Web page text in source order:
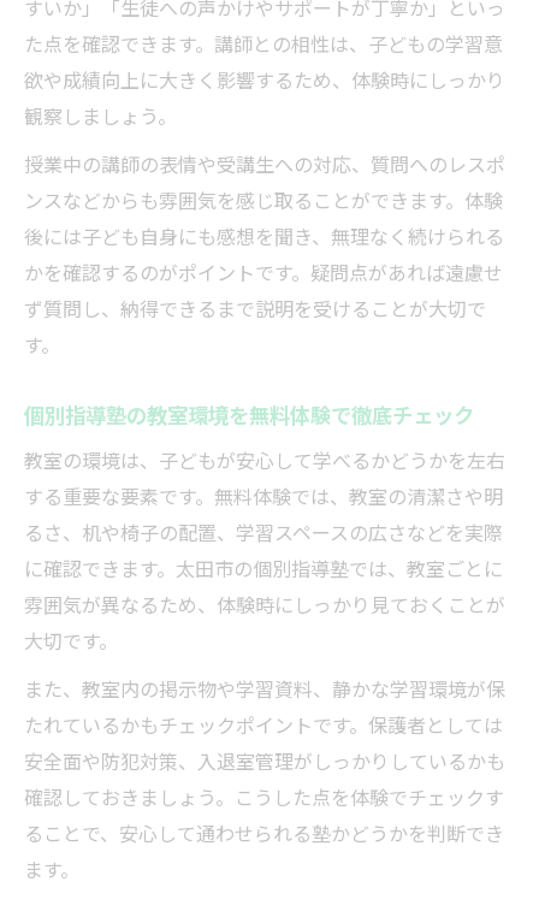
すいか」「生徒への声かけやサポートが丁寧か」といっ
た点を確認できます。講師との相性は、子どもの学習意
欲や成績向上に大きく影響するため、体験時にしっかり
観察しましょう。
授業中の講師の表情や受講生への対応、質問へのレスポ
ンスなどからも雰囲気を感じ取ることができます。体験
後には子ども自身にも感想を聞き、無理なく続けられる
かを確認するのがポイントです。疑問点があれば遠慮せ
ず質問し、納得できるまで説明を受けることが大切で
す。
個別指導塾の教室環境を無料体験で徹底チェック
教室の環境は、子どもが安心して学べるかどうかを左右
する重要な要素です。無料体験では、教室の清潔さや明
るさ、机や椅子の配置、学習スペースの広さなどを実際
に確認できます。太田市の個別指導塾では、教室ごとに
雰囲気が異なるため、体験時にしっかり見ておくことが
大切です。
また、教室内の掲示物や学習資料、静かな学習環境が保
たれているかもチェックポイントです。保護者としては
安全面や防犯対策、入退室管理がしっかりしているかも
確認しておきましょう。こうした点を体験でチェックす
ることで、安心して通わせられる塾かどうかを判断でき
ます。